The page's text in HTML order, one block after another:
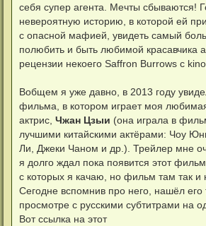
себя супер агента. Мечты сбываются!
невероятную историю, в которой ей
с опасной мафией, увидеть самый
полюбить и быть любимой красавчика
рецензии некоего Saffron Burrows с
Вобщем я уже давно, в 2013 году
фильма, в котором играет моя
актрис, Чжан Цзыи (она играла в
лучшими китайскими актёрами: Чоу
Ли, Джеки Чаном и др.). Трейлер мне
я долго ждал пока появится этот
с которых я качаю, но фильм там так и
Сегодне вспомнив про него, нашёл его
просмотре с русскими субтитрами на
Вот ссылка на этот